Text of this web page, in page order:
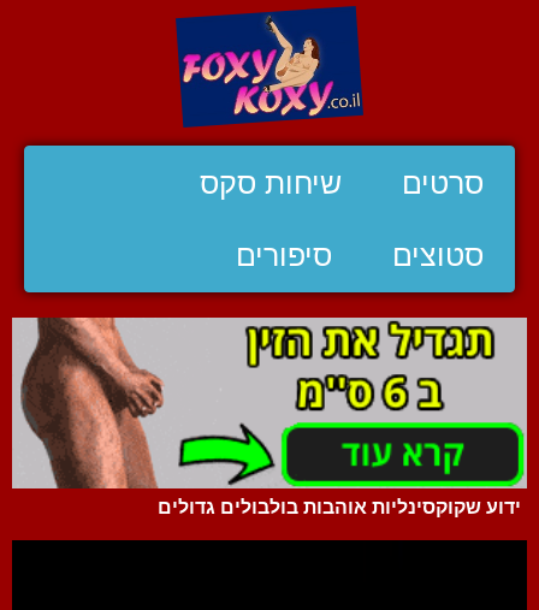
סרטים שיחות סקס
סטוצים סיפורים
ידוע שקוקסינליות אוהבות בולבולים גדולים